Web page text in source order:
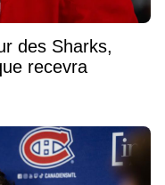
des Sharks,
recevra